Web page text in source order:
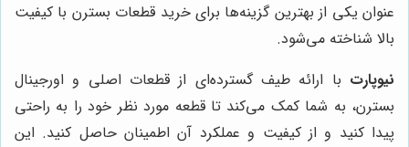
عنوان یکی از بهترین گزینه‌ها برای خرید قطعات بسترن با کیفیت
بالا شناخته می‌شود.
نیوپارت با ارائه طیف گسترده‌ای از قطعات اصلی و اورجینال
بسترن، به شما کمک می‌کند تا قطعه مورد نظر خود را به راحتی
پیدا کنید و از کیفیت و عملکرد آن اطمینان حاصل کنید. این